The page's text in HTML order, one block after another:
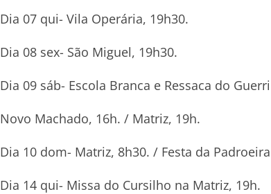
Dia 07 qui- Vila Operária, 19h30.
Dia 08 sex- São Miguel, 19h30.
Dia 09 sáb- Escola Branca e Ressaca do
Novo Machado, 16h. / Matriz, 19h.
Dia 10 dom- Matriz, 8h30. / Festa da
Dia 14 qui- Missa do Cursilho na Matriz, 19h.